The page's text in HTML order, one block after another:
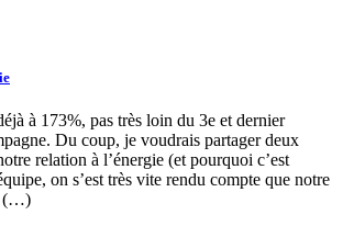
à 173%, pas très loin du 3e et dernier
Du coup, je voudrais partager deux
relation à l’énergie (et pourquoi c’est
on s’est très vite rendu compte que notre
(…)